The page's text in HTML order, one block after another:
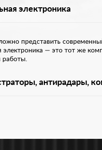
электроника
представить
электроника — это тот же
работы.
антирадары,
— это уже неотъемлемая
необходимое